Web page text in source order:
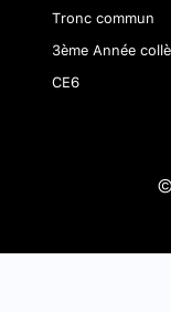
Tronc commun
3ème Année
CE6